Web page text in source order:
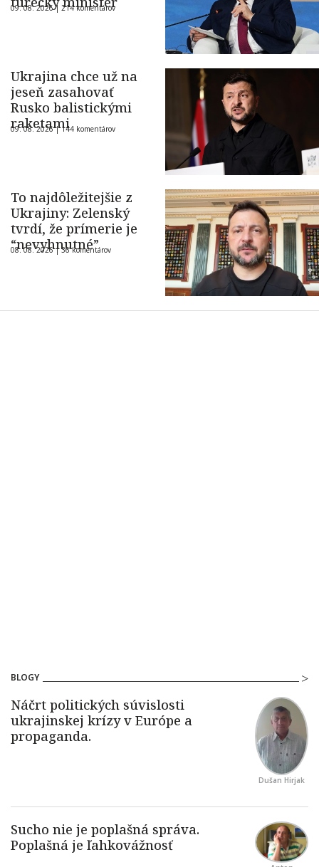
09. 08. 2026 | 214 komentárov
Ukrajina chce už na
jeseň zasahovať
Rusko balistickými
raketami
09. 08. 2026 |144 komentárov
To najdôležitejšie z
Ukrajiny: Zelenský
tvrdí, že prímerie je
“nevyhnutné”
08. 08. 2026 |36 komentárov
BLOGY
Dušan Hirjak